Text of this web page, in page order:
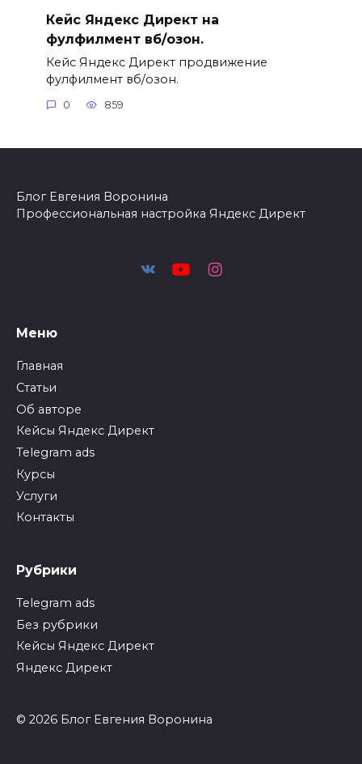
Кейс Яндекс Директ на
фулфилмент вб/озон.
Кейс Яндекс Директ продвижение
фулфилмент вб/озон.
0 859
Блог Евгения Воронина
Профессиональная настройка Яндекс Директ
Меню
Главная
Статьи
Об авторе
Кейсы Яндекс Директ
Telegram ads
Курсы
Услуги
Контакты
Рубрики
Telegram ads
Без рубрики
Кейсы Яндекс Директ
Яндекс Директ
© 2026 Блог Евгения Воронина